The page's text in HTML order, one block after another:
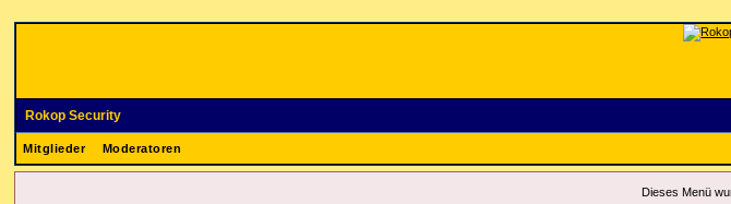
Rokop Security
Mitglieder Moderatoren
Dieses Menü